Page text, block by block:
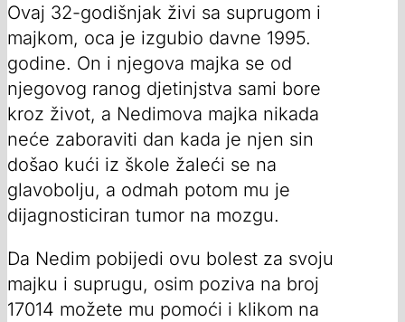
Ovaj 32-godišnjak živi sa suprugom i
majkom, oca je izgubio davne 1995.
godine. On i njegova majka se od
njegovog ranog djetinjstva sami bore
kroz život, a Nedimova majka nikada
neće zaboraviti dan kada je njen sin
došao kući iz škole žaleći se na
glavobolju, a odmah potom mu je
dijagnosticiran tumor na mozgu.
Da Nedim pobijedi ovu bolest za svoju
majku i suprugu, osim poziva na broj
17014 možete mu pomoći i klikom na